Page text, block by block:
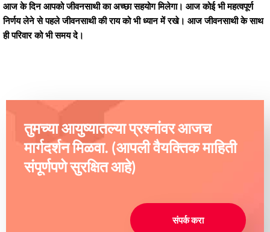
आज के दिन आपको जीवनसाथी का अच्छा सहयोग मिलेगा। आज कोई भी महत्वपूर्ण
निर्णय लेने से पहले जीवनसाथी की राय को भी ध्यान में रखे। आज जीवनसाथी के साथ
ही परिवार को भी समय दे।
तुमच्या आयुष्यातल्या प्रश्नांवर आजच
मार्गदर्शन मिळवा. (आपली वैयक्तिक माहिती
संपूर्णपणे सुरक्षित आहे)
संपर्क करा